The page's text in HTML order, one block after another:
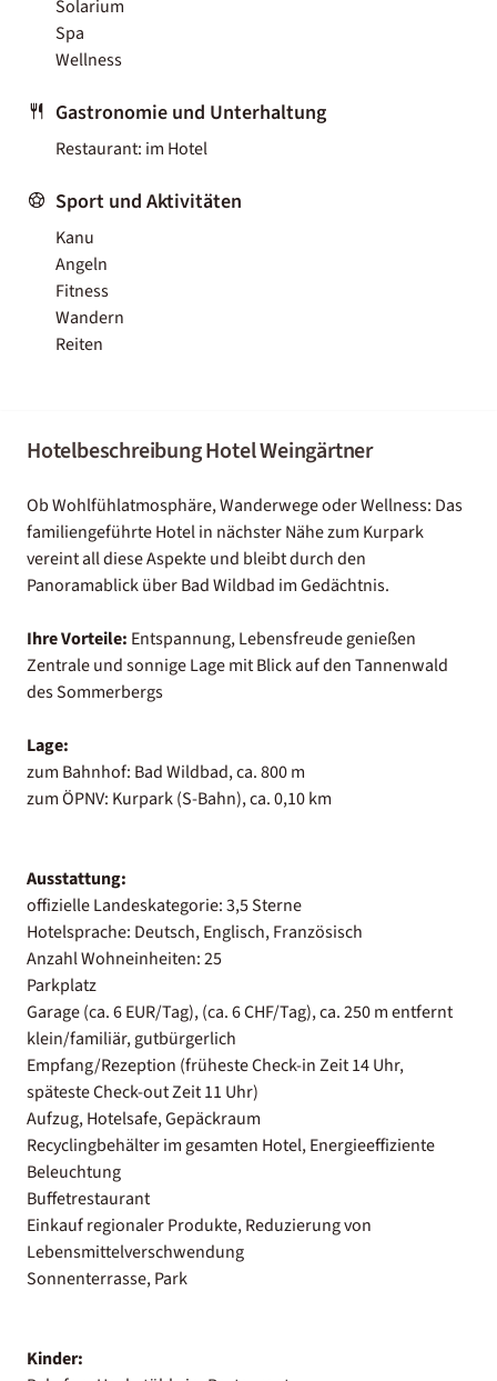
Solarium
Spa
Wellness
Gastronomie und Unterhaltung
Restaurant: im Hotel
Sport und Aktivitäten
Kanu
Angeln
Fitness
Wandern
Reiten
Hotelbeschreibung Hotel Weingärtner
Ob Wohlfühlatmosphäre, Wanderwege oder Wellness: Das
familiengeführte Hotel in nächster Nähe zum Kurpark
vereint all diese Aspekte und bleibt durch den
Panoramablick über Bad Wildbad im Gedächtnis.
Ihre Vorteile: Entspannung, Lebensfreude genießen
Zentrale und sonnige Lage mit Blick auf den Tannenwald
des Sommerbergs
Lage:
zum Bahnhof: Bad Wildbad, ca. 800 m
zum ÖPNV: Kurpark (S-Bahn), ca. 0,10 km
Ausstattung:
offizielle Landeskategorie: 3,5 Sterne
Hotelsprache: Deutsch, Englisch, Französisch
Anzahl Wohneinheiten: 25
Parkplatz
Garage (ca. 6 EUR/Tag), (ca. 6 CHF/Tag), ca. 250 m entfernt
klein/familiär, gutbürgerlich
Empfang/Rezeption (früheste Check-in Zeit 14 Uhr,
späteste Check-out Zeit 11 Uhr)
Aufzug, Hotelsafe, Gepäckraum
Recyclingbehälter im gesamten Hotel, Energieeffiziente
Beleuchtung
Buffetrestaurant
Einkauf regionaler Produkte, Reduzierung von
Lebensmittelverschwendung
Sonnenterrasse, Park
Kinder: